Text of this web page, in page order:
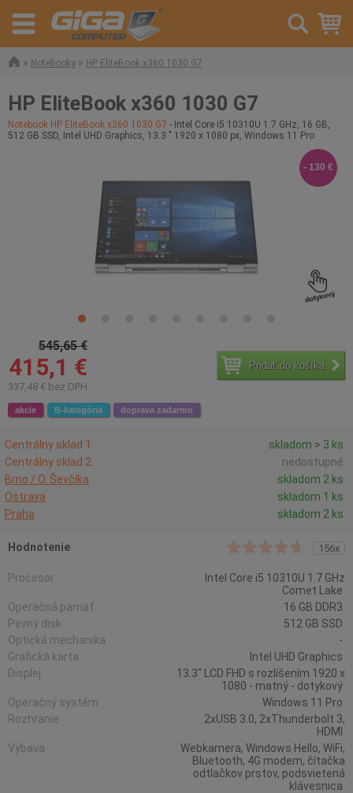
» Notebooky » HP EliteBook x360 1030 G7
HP EliteBook x360 1030 G7
Notebook HP EliteBook x360 1030 G7 - Intel Core i5 10310U 1.7 GHz, 16 GB,
512 GB SSD, Intel UHD Graphics, 13.3 " 1920 x 1080 px, Windows 11 Pro
545,65 €
415,1 €
337,48 € bez DPH
Pridať do košíka
akcie B-kategória doprava zadarmo
- 130 €
Centrálny sklad 1
skladom > 3 ks
Centrálny sklad 2
nedostupné
Brno / O. Ševčíka
skladom 2 ks
Ostrava
skladom 1 ks
Praha
skladom 2 ks
Hodnotenie 156x
Procesor
Intel Core i5 10310U 1.7 GHz
Comet Lake
Operačná pamäť
16 GB DDR3
Pevný disk
512 GB SSD
Optická mechanika
-
Grafická karta
Intel UHD Graphics
Displej
13.3" LCD FHD s rozlíšením 1920 x
1080 - matný - dotykový
Operačný systém
Windows 11 Pro
Rozhranie
2xUSB 3.0, 2xThunderbolt 3,
HDMI
Výbava
Webkamera, Windows Hello, WiFi,
Bluetooth, 4G modem, čítačka
odtlačkov prstov, podsvietená
klávesnica